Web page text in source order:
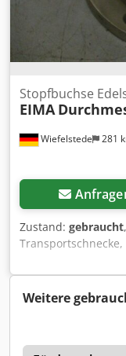
Wiefelstede 281
Stopfbuchse
EIMA
Zustand: gebraucht
Külrohrschnecke,
Stopfbuchse für: Ø
-für:
Abmessung: Ø 101
Weitere